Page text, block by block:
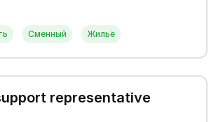
Сменный Жильё
representative